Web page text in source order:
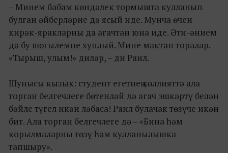
– Минем бабам көндәлек тормышта кулланып
булган әйберләрне дә ясый иде. Мунча өчен
кирәк-яракларны да агачтан юна иде. Әти-әнием
дә бу шөгылемне хуплый. Мине мактап торалар.
«Тырыш, улым!» диләр, – ди Раил.
Шунысы кызык: студент егетнең көллияттә ала
торган белгечлеге бөтенләй дә агач эшкәртү белән
бәйле түгел икән ләбаса! Раил булачак төзүче икән
бит. Ала торган белгечлеге дә – «Бина һәм
корылмаларны төзү һәм кулланылышка
тапшыру».